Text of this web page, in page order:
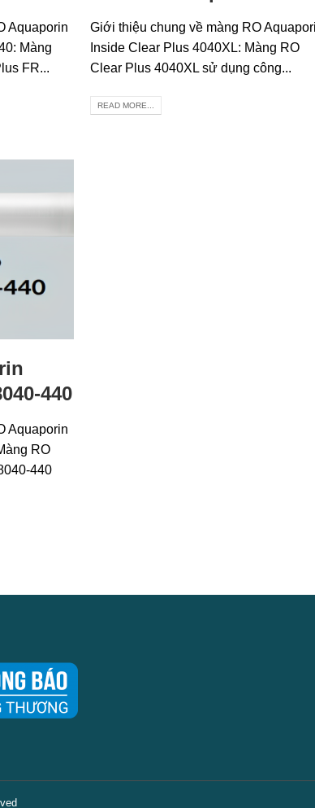
Aquaporin
Màng
FR...
Giới thiệu chung về màng RO
Inside Clear Plus 4040XL: Màng RO
Clear Plus 4040XL sử dụng công...
READ MORE...
440
Aquaporin
RO
440